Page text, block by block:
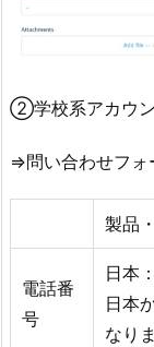
②学校系アカウ
⇒問い合わせフォ
製品
電話番
号
日本
日本
なり